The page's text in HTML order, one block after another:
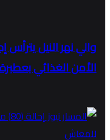
والي نهر النيل
الأمن الغذائي بعطبرة